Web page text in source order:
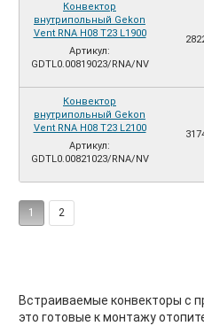
Конвектор
внутрипольный Gekon
Vent RNA H08 T23 L1900
Артикул:
GDTL0.00819023/RNA/NV
Конвектор
внутрипольный Gekon
Vent RNA H08 T23 L2100
Артикул:
GDTL0.00821023/RNA/NV
1 2
Встраиваемые конвекторы с
это готовые к монтажу